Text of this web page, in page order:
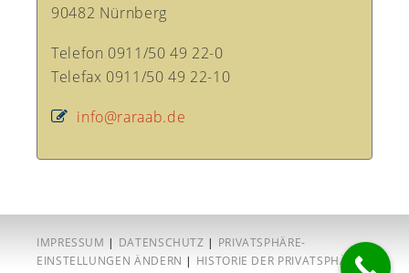
90482 Nürnberg
Telefon 0911/50 49 22-0
Telefax 0911/50 49 22-10
info@raraab.de
IMPRESSUM | DATENSCHUTZ | PRIVATSPHÄRE-
EINSTELLUNGEN ÄNDERN | HISTORIE DER PRIVATSPHÄRE-